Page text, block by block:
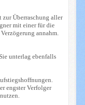
Überraschung aller
mit einer für die
annahm.
unterlag ebenfalls
engster Verfolger